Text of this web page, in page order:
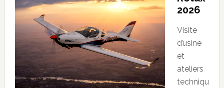
2026
Visite
d’usine
et
ateliers
techniqu